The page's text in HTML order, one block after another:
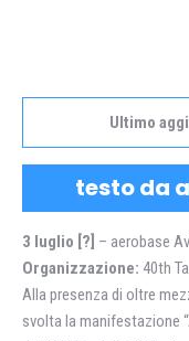
Ultimo
testo da
3 luglio [?] – aerobase
Organizzazione: 40th
Alla presenza di oltre
svolta la manifestazione